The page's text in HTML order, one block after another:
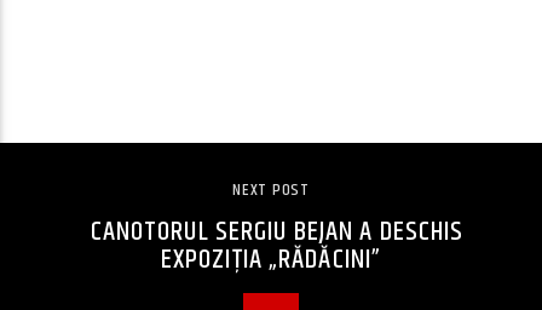
NEXT POST
CANOTORUL SERGIU BEJAN A DESCHIS
EXPOZIȚIA „RĂDĂCINI”